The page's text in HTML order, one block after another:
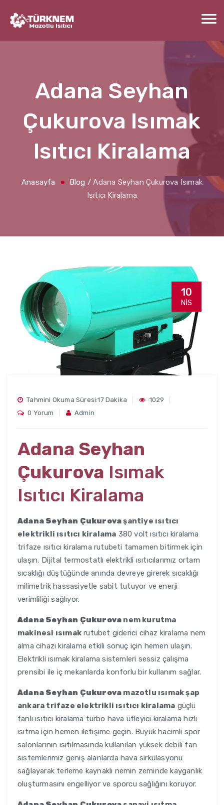
Adana Seyhan
Çukurova Isımak
Isıtıcı Kiralama
Anasayfa Blog /Adana Seyhan Çukurova Isımak
Isıtıcı Kiralama
10
NIS
Tahmini Okuma Süresi:17 Dakika
1029
0 Yorum
Admin
Adana Seyhan
Çukurova Isımak
Isıtıcı Kiralama
Adana Seyhan Çukurovaşantiye ısıtıcı
elektrikli ısıtıcı kiralama 380 volt ısıtıcı kiralama
trifaze ısıtıcı kiralama rutubeti tamamen bitirmek için
ulaşın. Dijital termostatlı elektrikli ısıtıcılarımız ortam
sıcaklığı düştüğünde anında devreye girerek sıcaklığı
milimetrik hassasiyetle sabit tutuyor ve enerji
verimliliği sağlıyor.
Adana Seyhan Çukurova nem kurutma
makinesi ısımak rutubet giderici cihaz kiralama nem
alma cihazı kiralama etkili sonuç için hemen ulaşın.
Elektrikli ısımak kiralama sistemleri sessiz çalışma
prensibi ile iç mekanlarda konforlu bir kullanım sağlar.
Adana Seyhan Çukurova mazotlu ısımak şap
ankara trifaze elektrikli ısıtıcı kiralama güçlü
fanlı ısıtıcı kiralama turbo hava üfleyici kiralama hızlı
ısıtma için hemen iletişime geçin. Büyük hacimli spor
salonlarının ısıtılmasında kullanılan yüksek debili fan
sistemlerimiz geniş alanlarda hava sirkülasyonu
sağlayarak terleme kaynaklı nemin zeminde kayganlık
oluşturmasını engelliyor ve sporcu sağlığını koruyor.